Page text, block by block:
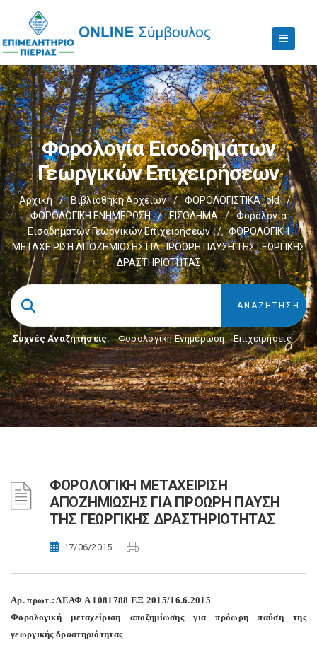
Φορολογία Εισοδημάτων
Γεωργικών Επιχειρήσεων
Αρχική / Βιβλιοθήκη Αρχείων / ΦΟΡΟΛΟΓΙΣΤΙΚΑ_old
/
ΦΟΡΟΛΟΓΙΚΗ ΕΝΗΜΕΡΩΣΗ
/ ΕΙΣΟΔΗΜΑ /
Φορολογία
Εισοδημάτων Γεωργικών Επιχειρήσεων
/
ΦΟΡΟΛΟΓΙΚΗ
ΜΕΤΑΧΕΙΡΙΣΗ ΑΠΟΖΗΜΙΩΣΗΣ ΓΙΑ ΠΡΟΩΡΗ ΠΑΥΣΗ ΤΗΣ ΓΕΩΡΓΙΚΗΣ
ΔΡΑΣΤΗΡΙΟΤΗΤΑΣ
Συχνές Αναζητήσεις: Φορολογικη Ενημέρωση, Επιχειρήσεις
ΦΟΡΟΛΟΓΙΚΗ ΜΕΤΑΧΕΙΡΙΣΗ
ΑΠΟΖΗΜΙΩΣΗΣ ΓΙΑ ΠΡΟΩΡΗ ΠΑΥΣΗ
ΤΗΣ ΓΕΩΡΓΙΚΗΣ ΔΡΑΣΤΗΡΙΟΤΗΤΑΣ
17/06/2015
Αρ. πρωτ.: ΔΕΑΦ Α 1081788 ΕΞ 2015/16.6.2015
Φορολογική μεταχείριση αποζημίωσης για πρόωρη παύση της
γεωργικής δραστηριότητας